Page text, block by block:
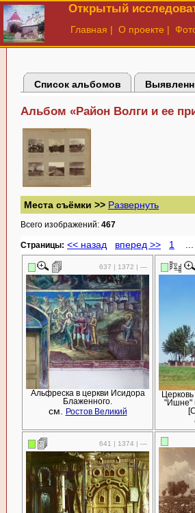
Открытый
Главная | О проекте |
Список альбомов
Альбом «Район Волги и ее
Места съёмки >> Развернуть
Всего изображений: 467
Cтраницы: << назад вперед >> 1
637 | 1372 | —
Альфреска в церкви Исидора
Блаженного.
см. Ростов Великий
"Ишне"
641 | 1374 | —